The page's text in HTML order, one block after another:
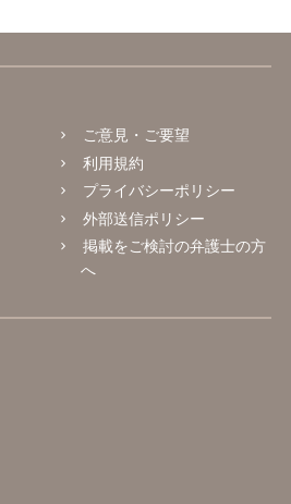
ご意見・ご要望
利用規約
プライバシーポリシー
外部送信ポリシー
掲載をご検討の弁護士の方
へ